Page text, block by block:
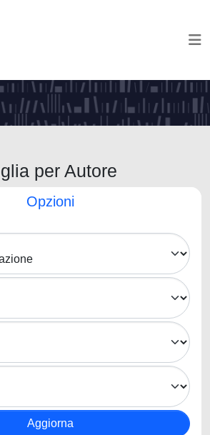
per Autore
Opzioni